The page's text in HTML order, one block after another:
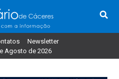
Newsletter
Agosto de 2026